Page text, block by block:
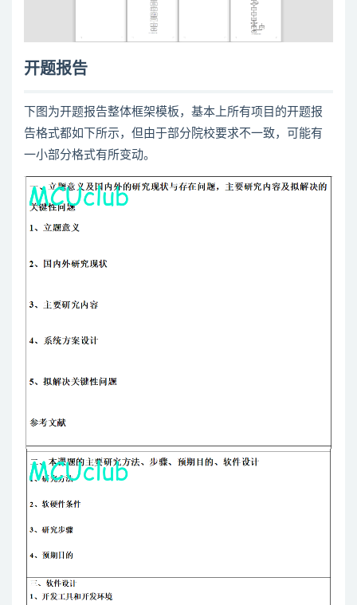
开题报告
下图为开题报告整体框架模板，基本上所有项目的开题报
告格式都如下所示，但由于部分院校要求不一致，可能有
一小部分格式有所变动。